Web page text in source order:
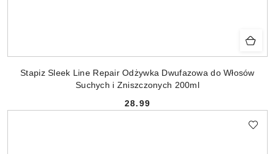
Stapiz Sleek Line Repair Odżywka Dwufazowa do Włosów
Suchych i Zniszczonych 200ml
Cena:
28.99